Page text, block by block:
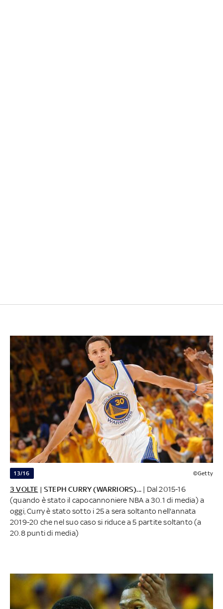
13/16 ©Getty
3 VOLTE | STEPH CURRY (WARRIORS)... | Dal 2015-16
(quando è stato il capocannoniere NBA a 30.1 di media) a
oggi, Curry è stato sotto i 25 a sera soltanto nell'annata
2019-20 che nel suo caso si riduce a 5 partite soltanto (a
20.8 punti di media)